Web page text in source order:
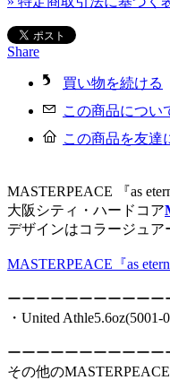
Share
買い物を続ける
この商品につい
この商品を友達
MASTERPEACE 『as
大阪シティ・ハードコア
デザインはコラージュア
MASTERPEACE『as
ーーーーーーーーーーー
・United
ーーーーーーーーーーー
その他の